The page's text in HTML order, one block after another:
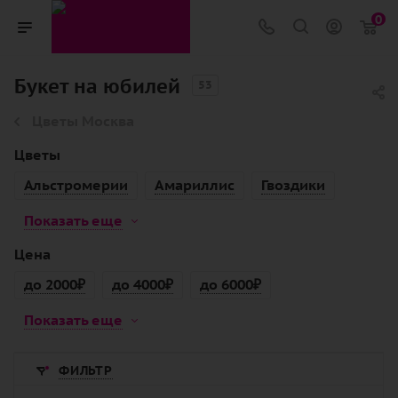
0
Букет на юбилей
Цветы
Альстромерии
Амариллис
Гвоздики
Показать еще
Цена
до 2000₽
до 4000₽
до 6000₽
Показать еще
ФИЛЬТР